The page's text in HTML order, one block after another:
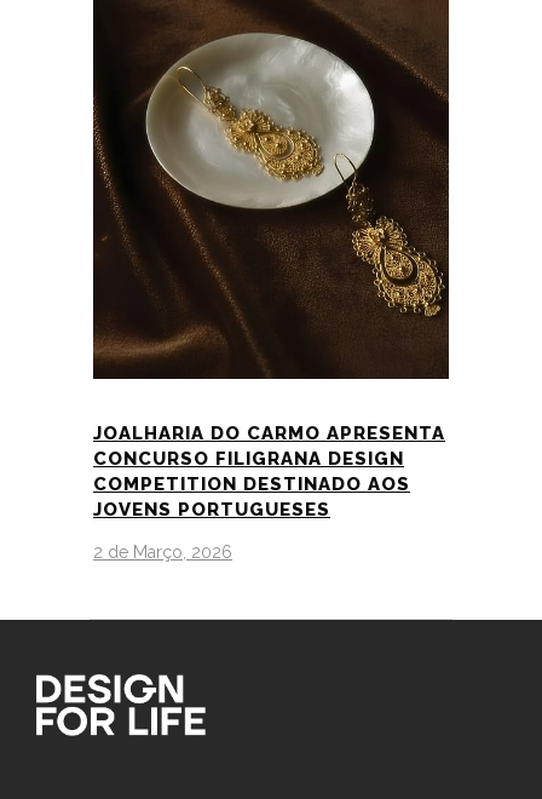
JOALHARIA DO CARMO APRESENTA
CONCURSO FILIGRANA DESIGN
COMPETITION DESTINADO AOS
JOVENS PORTUGUESES
2 de Março, 2026